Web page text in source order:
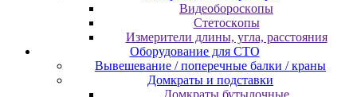
Bидeoбopocкoпы
Cтeтocкoпы
Измepитeли длины, углa, paccтoяния
Оборудование для CТО
Вывешевание / поперечные балки / краны
Домкраты и подставки
Домкраты бутылочные